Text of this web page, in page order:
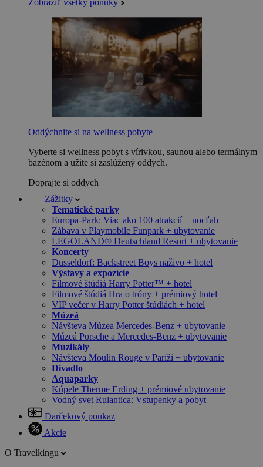
Zobraziť všetky ponuky
Oddýchnite si na wellness pobyte
Vyberte si wellness pobyt s vírivkou, saunou alebo termálnym
bazénom a užite si zaslúžený oddych.
Doprajte si oddych
Zážitky
Tematické parky
Europa-Park: Viac ako 100 atrakcií + nocľah
Zábava v Playmobile Funpark + ubytovanie
LEGOLAND® Deutschland Resort + ubytovanie
Koncerty
Düsseldorf: Backstreet Boys naživo + hotel
Výstavy a expozície
Filmové štúdiá Harry Potter™ + hotel
Filmové štúdiá Hra o tróny + prémiový hotel
VIP večer v Harry Potter štúdiách + hotel
Múzeá
Návšteva Múzea Mercedes-Benz + ubytovanie
Múzeá Porsche a Mercedes-Benz + ubytovanie
Muzikály
Návšteva Moulin Rouge v Paríži + ubytovanie
Divadlo
Aquaparky
Kúpele Therme Erding + prémiové ubytovanie
Vodný svet Rulantica: Vstupenky a pobyt
Darčekový poukaz
Akcie
O Travelkingu